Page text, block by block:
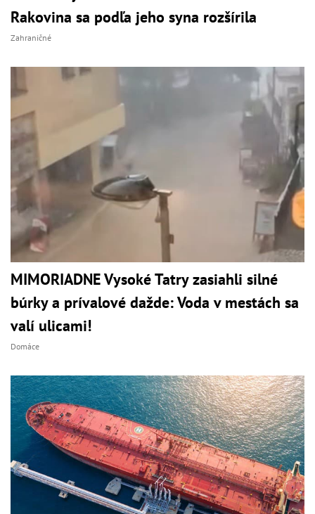
Rakovina sa podľa jeho syna rozšírila
Zahraničné
MIMORIADNE Vysoké Tatry zasiahli silné
búrky a prívalové dažde: Voda v mestách sa
valí ulicami!
Domáce